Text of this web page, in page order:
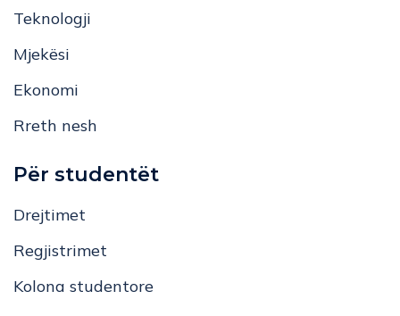
Teknologji
Mjekësi
Ekonomi
Rreth nesh
Për studentët
Drejtimet
Regjistrimet
Kolona studentore